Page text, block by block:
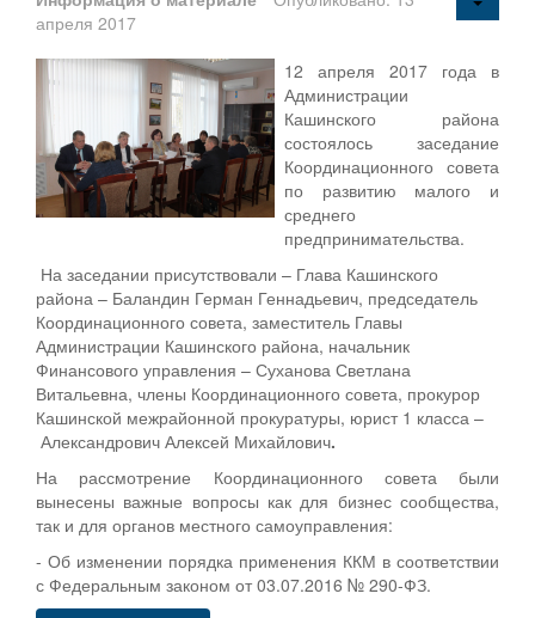
апреля 2017
12 апреля 2017 года в
Администрации
Кашинского района
состоялось заседание
Координационного совета
по развитию малого и
среднего
предпринимательства.
На заседании присутствовали – Глава Кашинского
района – Баландин Герман Геннадьевич, председатель
Координационного совета, заместитель Главы
Администрации Кашинского района, начальник
Финансового управления – Суханова Светлана
Витальевна, члены Координационного совета, прокурор
Кашинской межрайонной прокуратуры, юрист 1 класса –
Александрович Алексей Михайлович.
На рассмотрение Координационного совета были
вынесены важные вопросы как для бизнес сообщества,
так и для органов местного самоуправления:
- Об изменении порядка применения ККМ в соответствии
с Федеральным законом от 03.07.2016 № 290-ФЗ.